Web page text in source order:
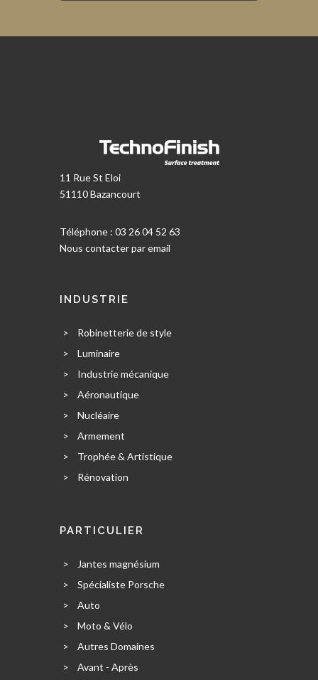
11 Rue St Eloi
51110 Bazancourt
Téléphone : 03 26 04 52 63
Nous contacter par email
INDUSTRIE
>
Robinetterie de style
>
Luminaire
>
Industrie mécanique
>
Aéronautique
>
Nucléaire
>
Armement
>
Trophée & Artistique
>
Rénovation
PARTICULIER
>
Jantes magnésium
>
Spécialiste Porsche
>
Auto
>
Moto & Vélo
>
Autres Domaines
>
Avant - Après